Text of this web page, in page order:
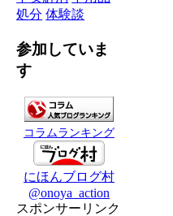
処分 体験談
参加していま
す
コラムランキング
にほんブログ村
@onoya_action
スポンサーリンク